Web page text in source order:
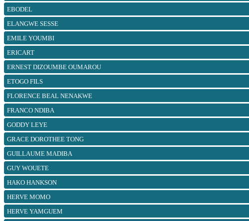
EBODEL
ELANGWE SESSE
EMILE YOUMBI
ERICART
ERNEST DIZOUMBE OUMAROU
ETOGO FILS
FLORENCE BEAL NENAKWE
FRANCO NDIBA
GODDY LEYE
GRACE DOROTHEE TONG
GUILLAUME MADIBA
GUY WOUETE
HAKO HANKSON
HERVE MOMO
HERVE YAMGUEM